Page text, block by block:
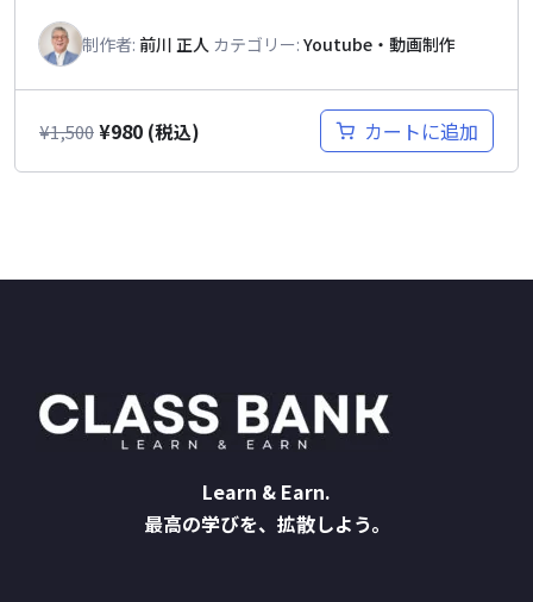
制作者: 前川 正人 カテゴリー: Youtube・動画制作
¥1,500¥980 (税込) カートに追加
Learn & Earn.
最高の学びを、拡散しよう。